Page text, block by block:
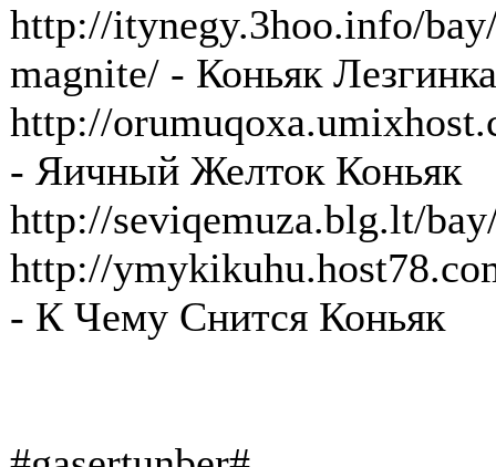
http://itynegy.3hoo.info/
magnite/ - Коньяк
http://
- Яичный Желток Коньяк
http://seviqemuza.blg.lt/
http://
- К Чему Снится Коньяк